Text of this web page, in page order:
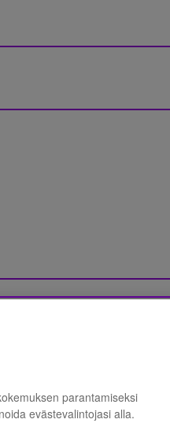
parantamiseksi
evästevalintojasi alla.